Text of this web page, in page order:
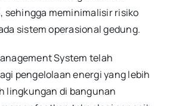
sehingga meminimalisir risiko
sistem operasional gedung.
System telah
pengelolaan energi yang lebih
lingkungan di bangunan